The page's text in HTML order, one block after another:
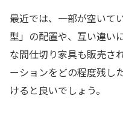
最近では、一部が空いて
型」の配置や、互い違い
な間仕切り家具も販売さ
ーションをどの程度残し
けると良いでしょう。